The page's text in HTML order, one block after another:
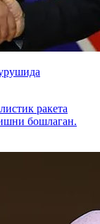
ракета
бошлаган.